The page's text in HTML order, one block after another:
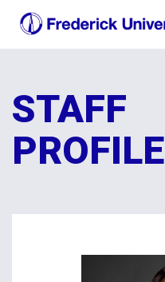
STAFF
PROFILE